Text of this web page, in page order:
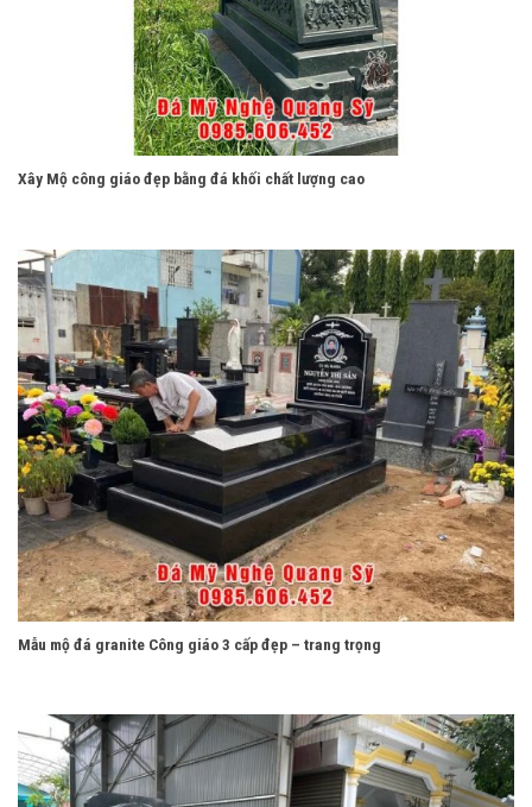
Xây Mộ công giáo đẹp bằng đá khối chất lượng cao
Mẫu mộ đá granite Công giáo 3 cấp đẹp – trang trọng